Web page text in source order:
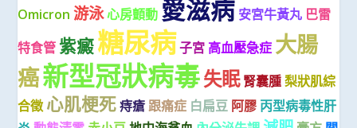
Omicron 游泳心房顫動 愛滋病 安宮牛黃丸 巴雷
特食管 紫癜糖尿病子宮 高血壓急症 大腸
癌新型冠狀病毒失眠 腎囊腫 梨狀肌綜
合徵 心肌梗死 痔瘡 跟痛症 白扁豆 阿膠 丙型病毒性肝